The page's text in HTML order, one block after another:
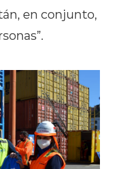
en conjunto,